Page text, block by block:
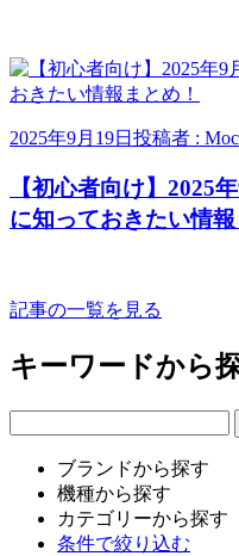
2025年9月19日 投稿者 :
【初心者向け】2025
に知っておきたい情報
記事の一覧を見る
キーワードから
ブランドから探す
機種から探す
カテゴリーから探す
条件で絞り込む